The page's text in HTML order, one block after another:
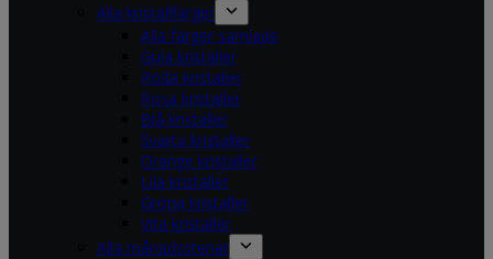
Alla kristallfärger
Alla färger samlade
Gula kristaller
Röda kristaller
Rosa kristaller
Blå kristaller
Svarta kristaller
Orange kristaller
Lila kristaller
Gröna kristaller
Vita kristaller
Alla månadsstenar